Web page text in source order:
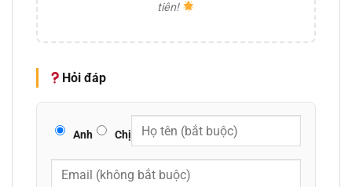
tiên!
Hỏi đáp
Anh Chị